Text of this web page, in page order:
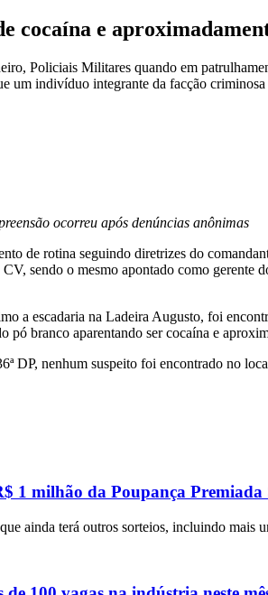
e
Policiais Militares quando em
um indivíduo integrante da facção
ocorreu após denúncias anônimas
de rotina seguindo diretrizes do
sendo o mesmo apontado como
a escadaria na Ladeira Augusto, foi
branco aparentando ser cocaína e
DP, nenhum suspeito foi encontrado no
1 milhão da Poupança Premiada
ainda terá outros sorteios, incluindo mais